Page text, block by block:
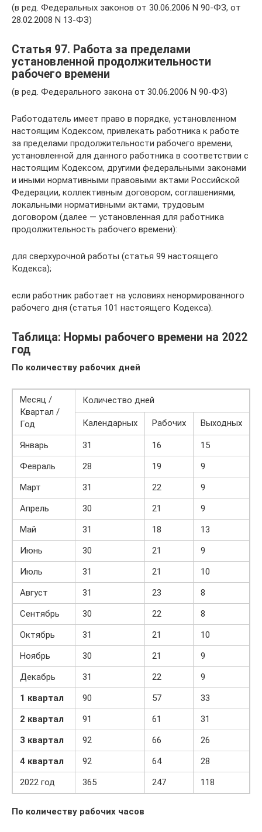
(в ред. Федеральных законов от 30.06.2006 N 90-ФЗ, от
28.02.2008 N 13-ФЗ)
Статья 97. Работа за пределами
установленной продолжительности
рабочего времени
(в ред. Федерального закона от 30.06.2006 N 90-ФЗ)
Работодатель имеет право в порядке, установленном
настоящим Кодексом, привлекать работника к работе
за пределами продолжительности рабочего времени,
установленной для данного работника в соответствии с
настоящим Кодексом, другими федеральными законами
и иными нормативными правовыми актами Российской
Федерации, коллективным договором, соглашениями,
локальными нормативными актами, трудовым
договором (далее — установленная для работника
продолжительность рабочего времени):
для сверхурочной работы (статья 99 настоящего
Кодекса);
если работник работает на условиях ненормированного
рабочего дня (статья 101 настоящего Кодекса).
Таблица: Нормы рабочего времени на 2022
год
По количеству рабочих дней
Месяц /
Квартал /
Год
Количество дней
Календарных Рабочих Выходных
Январь 31 16
15
Февраль
28 19
9
Март
31 22
9
Апрель
30 21
9
Май
31 18
13
Июнь
30 21
9
Июль
31 21
10
Август
31 23
8
Сентябрь
30 22
8
Октябрь
31 21
10
Ноябрь
30 21
9
Декабрь
31 22
9
1 квартал
90 57
33
2 квартал
91 61
31
3 квартал
92 66
26
4 квартал
92 64
28
2022 год
365 247 118
По количеству рабочих часов